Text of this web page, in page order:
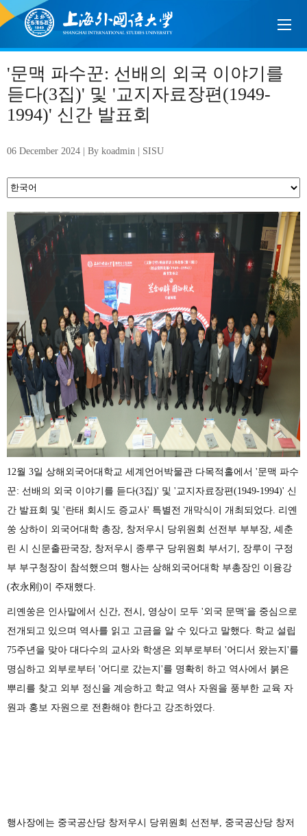
'문맥 파수꾼: 선배의 외국 이야기를
듣다(3집)' 및 '교지자료장편(1949-
1994)' 신간 발표회
06 December 2024 | By koadmin | SISU
12월 3일 상해외국어대학교 세계언어박물관 다목적홀에서 '문맥 파수
꾼: 선배의 외국 이야기를 듣다(3집)' 및 '교지자료장편(1949-1994)' 신
간 발표회 및 '란태 회시도 증교사' 특별전 개막식이 개최되었다. 리옌
쑹 상하이 외국어대학 총장, 창저우시 당위원회 선전부 부부장, 셰춘
린 시 신문출판국장, 창저우시 종루구 당위원회 부서기 , 장루이
구정
부 부구청장이 참석했으며 행사는 상해 외국어대학 부총장인 이융강
(衣永 刚 )이 주재했다.
리옌쑹은 인사말에서 신간, 전시 , 영상이 모두 '외국 문맥'을 중심으로
전개되고 있으며 역사를 읽고 고금을 알 수 있다고 말했다. 학교 설립
75주년을 맞아 대다수의 교사와 학생은 외부로부터 '어디서 왔는지 '를
명심하고 외부로부터 '어디로 갔는지 '를 명확히 하고 역사에서 붉은
뿌리를 찾고 외부 정신을 계승하고 학교 역사 자원을 풍부한 교육 자
원과 홍보 자원으로 전환해야 한다고 강조하였다.
행사장에는 중국공산당 창저우시 당위원회 선전부, 중국공산당 창저